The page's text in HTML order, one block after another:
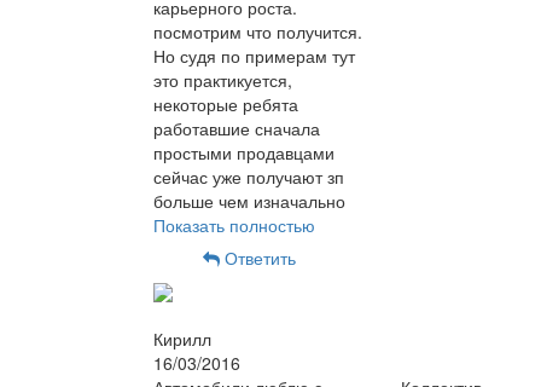
карьерного роста.
посмотрим что получится.
Но судя по примерам тут
это практикуется,
некоторые ребята
работавшие сначала
простыми продавцами
сейчас уже получают зп
больше чем изначально
Показать полностью
Ответить
Кирилл
16/03/2016